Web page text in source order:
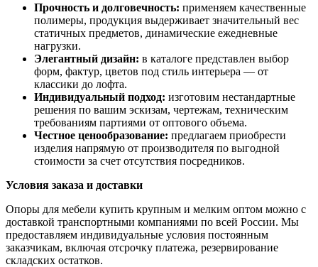
Прочность и долговечность: применяем качественные
полимеры, продукция выдерживает значительный вес
статичных предметов, динамические ежедневные
нагрузки.
Элегантный дизайн: в каталоге представлен выбор
форм, фактур, цветов под стиль интерьера — от
классики до лофта.
Индивидуальный подход: изготовим нестандартные
решения по вашим эскизам, чертежам, техническим
требованиям партиями от оптового объема.
Честное ценообразование: предлагаем приобрести
изделия напрямую от производителя по выгодной
стоимости за счет отсутствия посредников.
Условия заказа и доставки
Опоры для мебели купить крупным и мелким оптом можно с
доставкой транспортными компаниями по всей России. Мы
предоставляем индивидуальные условия постоянным
заказчикам, включая отсрочку платежа, резервирование
складских остатков.